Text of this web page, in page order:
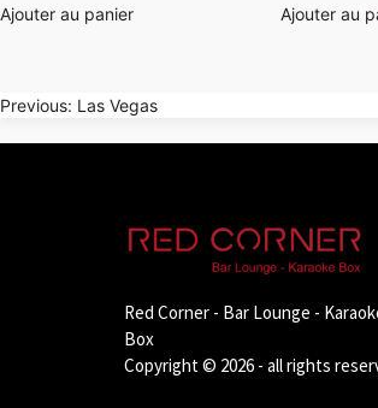
Ajouter au panier Ajouter au
Navigation
de
Previous: Las Vegas
Red Corner - Bar Lounge -
Box
Copyright © 2026 - all rights